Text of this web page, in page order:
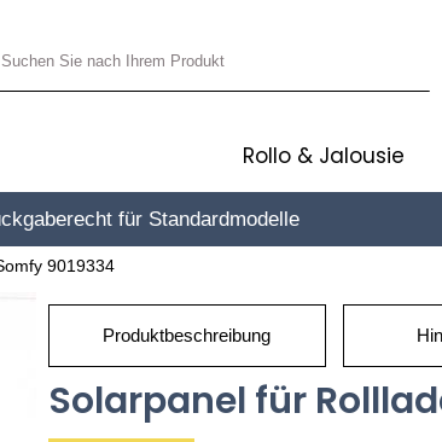
Rollo & Jalousie
für Standardmodelle
9019334
Produktbeschreibung
Solarpanel für